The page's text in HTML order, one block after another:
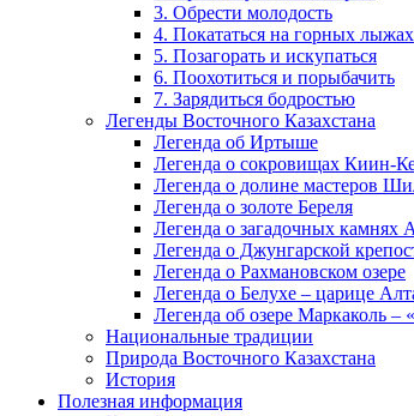
3. Обрести молодость
4. Покататься на горных лыжах
5. Позагорать и искупаться
6. Поохотиться и порыбачить
7. Зарядиться бодростью
Легенды Восточного Казахстана
Легенда об Иртыше
Легенда о сокровищах Киин-
Легенда о долине мастеров
Легенда о золоте Береля
Легенда о загадочных камнях
Легенда о Джунгарской
Легенда о Рахмановском озере
Легенда о Белухе – царице
Легенда об озере Маркаколь –
Национальные традиции
Природа Восточного Казахстана
История
Полезная информация